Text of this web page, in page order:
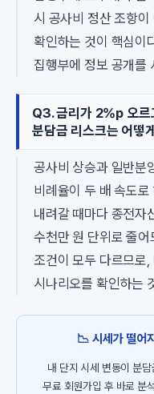
시 공사비 정산 조항
확인하는 것이 핵심이
집행부에 정보 공개를
Q3. 금리가 2%p 오르
분담금 리스크는 어떻
공사비 상승과 일반분
비례율이 두 배 속도
내려갈 때마다 종전자
수천만 원 단위로 줄
조건이 모두 다르므로
시나리오를 확인하는
📉 시세가 떨어
내 단지 시세 변동이 분
무료 회원가입 후 바로 분